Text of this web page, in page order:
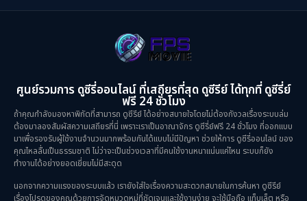
ศูนย์รวมการ ดูซีรี่ออนไลน์ ที่เสถียรที่สุด ดูซีรีย์ ได้ทุกที่ ดูซีรี่ย์
ฟรี 24 ชั่วโมง
ถ้าคุณกำลังมองหาพิกัดที่สามารถ ดูซีรีย์ ได้อย่างสบายใจโดยไม่ต้องกังวลเรื่องระบบล่ม
ต้องมาลองสัมผัสความเสถียรที่นี่ เพราะเราเป็นอาณาจักร ดูซีรี่ย์ฟรี 24 ชั่วโมง ที่ออกแบบ
มาเพื่อรองรับผู้ใช้งานจำนวนมากพร้อมกันได้แบบไม่มีปัญหา ช่วยให้การ ดูซีรี่ออนไลน์ ของ
คุณไหลลื่นเป็นธรรมชาติ ไม่ว่าจะเป็นช่วงเวลาที่มีคนใช้งานหนาแน่นแค่ไหน ระบบก็ยัง
ทำงานได้อย่างยอดเยี่ยมไม่มีสะดุด
นอกจากความแรงของระบบแล้ว เรายังใส่ใจเรื่องความสะดวกสบายในการค้นหา ดูซีรีย์
เรื่องโปรดของคุณด้วยการจัดหมวดหมู่ที่ชัดเจนและใช้งานง่าย จะใช้มือถือ แท็บเล็ต หรือ